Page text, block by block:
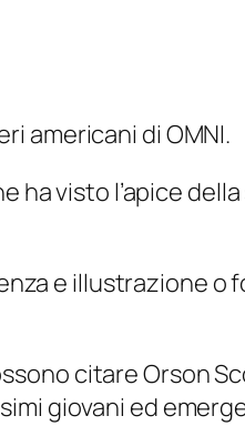
americani di OMNI.
visto l’apice
e illustrazione o
citare Orson
giovani ed